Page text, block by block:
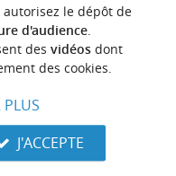
des
Asperge
région
le dépôt de
d'audience.
des vidéosdont
des cookies.
PLUS
J'ACCEPTE